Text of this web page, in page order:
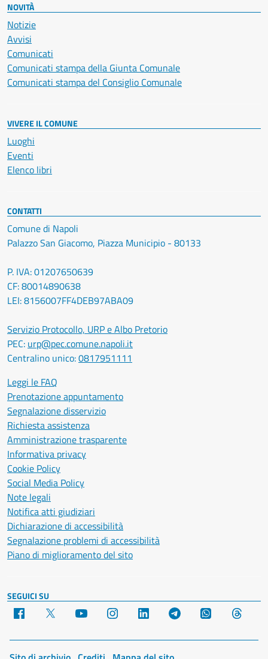
NOVITÀ
Notizie
Avvisi
Comunicati
Comunicati stampa della Giunta Comunale
Comunicati stampa del Consiglio Comunale
VIVERE IL COMUNE
Luoghi
Eventi
Elenco libri
CONTATTI
Comune di Napoli
Palazzo San Giacomo, Piazza Municipio - 80133
P. IVA: 01207650639
CF: 80014890638
LEI: 8156007FF4DEB97ABA09
Servizio Protocollo, URP e Albo Pretorio
PEC: urp@pec.comune.napoli.it
Centralino unico:0817951111
Leggi le FAQ
Prenotazione appuntamento
Segnalazione disservizio
Richiesta assistenza
Amministrazione trasparente
Informativa privacy
Cookie Policy
Social Media Policy
Note legali
Notifica atti giudiziari
Dichiarazione di accessibilità
Segnalazione problemi di accessibilità
Piano di miglioramento del sito
SEGUICI SU
Facebook YouTube Instagram LinkedIn Telegram WhatsApp